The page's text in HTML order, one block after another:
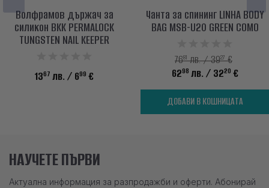
Волфрамов държач за
силикон BKK PERMALOCK
TUNGSTEN NAIL KEEPER
1367 лв. / 699 €
Чанта за спининг LINHA BODY
BAG MSB-U20 GREEN COMO
7681лв. / 3927€
6298 лв. / 3220 €
ДОБАВИ В КОШНИЦАТА
НАУЧЕТЕ ПЪРВИ
Актуална информация за разпродажби и оферти. Абонирай